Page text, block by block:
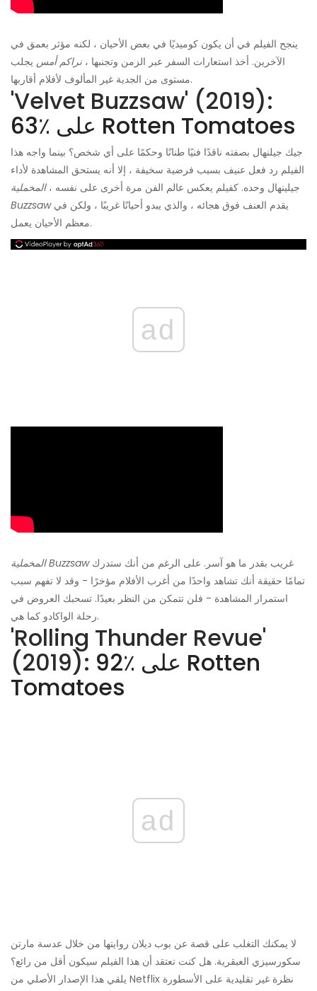
ينجح الفيلم في أن يكون كوميديًا في بعض الأحيان ، لكنه مؤثر بعمق في
الآخرين. أخذ استعارات السفر عبر الزمن وتجنبها ، نراكم أمس يجلب
مستوى من الجدية غير المألوف لأفلام أقاربها.
'Velvet Buzzsaw' (2019):
63٪ على Rotten Tomatoes
جيك جيلنهال بصفته ناقدًا فنيًا طنانًا وحكمًا على أي شخص؟ بينما واجه هذا
الفيلم رد فعل عنيف بسبب فرضية سخيفة ، إلا أنه يستحق المشاهدة لأداء
جيلينهال وحده. كفيلم يعكس عالم الفن مرة أخرى على نفسه ،المخملية
Buzzsawيقدم العنف فوق هجائه ، والذي يبدو أحيانًا غريبًا ، ولكن في
معظم الأحيان يعمل.
ad
المخملية Buzzsawغريب بقدر ما هو آسر. على الرغم من أنك ستدرك
تمامًا حقيقة أنك تشاهد واحدًا من أغرب الأفلام مؤخرًا - وقد لا تفهم سبب
استمرار المشاهدة - فلن تتمكن من النظر بعيدًا. تسحبك العروض في
رحلة الواكادو كما هي.
'Rolling Thunder Revue'
(2019): 92٪ على Rotten
Tomatoes
ad
لا يمكنك التغلب على قصة عن بوب ديلان روايتها من خلال عدسة مارتن
سكورسيزي العبقرية. هل كنت تعتقد أن هذا الفيلم سيكون أقل من رائع؟
يلقي هذا الإصدار الأصلي من Netflix نظرة غير تقليدية على الأسطورة